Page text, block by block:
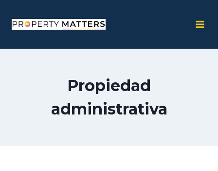
contenido
Propiedad
administrativa